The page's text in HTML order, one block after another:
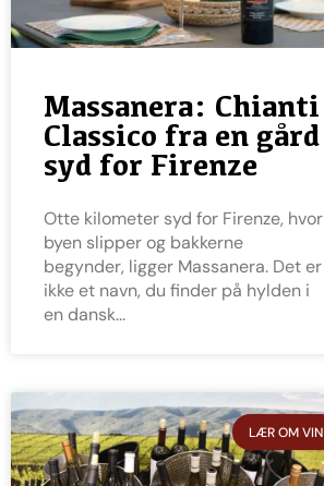
Massanera: Chianti
Classico fra en gård
syd for Firenze
Otte kilometer syd for Firenze, hvor
byen slipper og bakkerne
begynder, ligger Massanera. Det er
ikke et navn, du finder på hylden i
en dansk
LÆR OM VIN